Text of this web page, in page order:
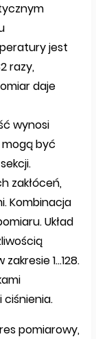
jest
razy,
daje
wynosi
mogą być
zakłóceń,
Kombinacja
Układ
1...128.
pomiarowy,